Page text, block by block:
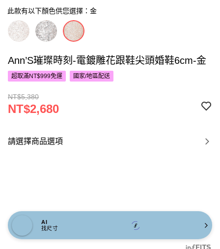
此款有以下顏色供您選擇：金
Ann’S璀璨時刻-電鍍雕花跟鞋尖頭婚鞋6cm-金
超取滿NT$999免運 國家/地區配送
NT$5,380
NT$2,680
請選擇商品選項
AI
找尺寸